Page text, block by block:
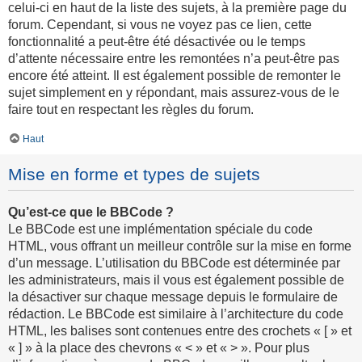
celui-ci en haut de la liste des sujets, à la première page du
forum. Cependant, si vous ne voyez pas ce lien, cette
fonctionnalité a peut-être été désactivée ou le temps
d’attente nécessaire entre les remontées n’a peut-être pas
encore été atteint. Il est également possible de remonter le
sujet simplement en y répondant, mais assurez-vous de le
faire tout en respectant les règles du forum.
Haut
Mise en forme et types de sujets
Qu’est-ce que le BBCode ?
Le BBCode est une implémentation spéciale du code
HTML, vous offrant un meilleur contrôle sur la mise en forme
d’un message. L’utilisation du BBCode est déterminée par
les administrateurs, mais il vous est également possible de
la désactiver sur chaque message depuis le formulaire de
rédaction. Le BBCode est similaire à l’architecture du code
HTML, les balises sont contenues entre des crochets « [ » et
« ] » à la place des chevrons « < » et « > ». Pour plus